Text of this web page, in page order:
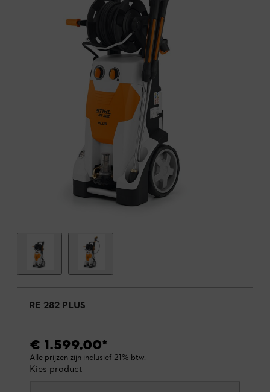
RE 282 PLUS
€ 1.599,00*
Alle prijzen zijn inclusief 21% btw.
Kies product